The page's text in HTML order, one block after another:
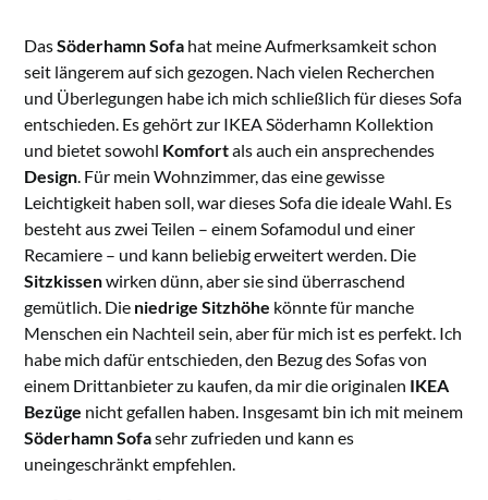
DasSöderhamn Sofa hat meine Aufmerksamkeit schon
seit längerem auf sich gezogen. Nach vielen Recherchen
und Überlegungen habe ich mich schließlich für dieses Sofa
entschieden. Es gehört zur IKEA Söderhamn Kollektion
und bietet sowohl Komfortals auch ein ansprechendes
Design. Für mein Wohnzimmer, das eine gewisse
Leichtigkeit haben soll, war dieses Sofa die ideale Wahl. Es
besteht aus zwei Teilen – einem Sofamodul und einer
Recamiere – und kann beliebig erweitert werden. Die
Sitzkissenwirken dünn, aber sie sind überraschend
gemütlich. Die niedrige Sitzhöhe könnte für manche
Menschen ein Nachteil sein, aber für mich ist es perfekt. Ich
habe mich dafür entschieden, den Bezug des Sofas von
einem Drittanbieter zu kaufen, da mir die originalen IKEA
Bezüge nicht gefallen haben. Insgesamt bin ich mit meinem
Söderhamn Sofasehr zufrieden und kann es
uneingeschränkt empfehlen.